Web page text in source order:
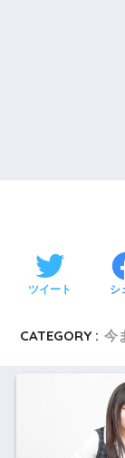
ツイート シ
CATEGORY : 今